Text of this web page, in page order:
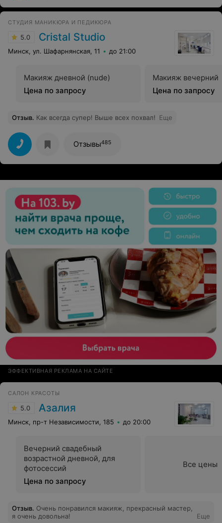
СТУДИЯ МАНИКЮРА И ПЕДИКЮРА
5.0 Cristal Studio
Минск, ул. Шафарнянская, 11 до 21:00
Макияж дневной (nude)
Цена по запросу
Макияж вечерний
Цена по запросу
Отзыв. Как всегда супер! Выше всех похвал! Еще
Отзывы485
ЭФФЕКТИВНАЯ РЕКЛАМА НА САЙТЕ
САЛОН КРАСОТЫ
5.0 Азалия
Минск, пр-т Независимости, 185 до 20:00
Вечерний свадебный
возрастной дневной, для
фотосессий
Цена по запросу
Все цены
Отзыв. Очень понравился макияж, прекрасный мастер,
я очень довольна!
Еще